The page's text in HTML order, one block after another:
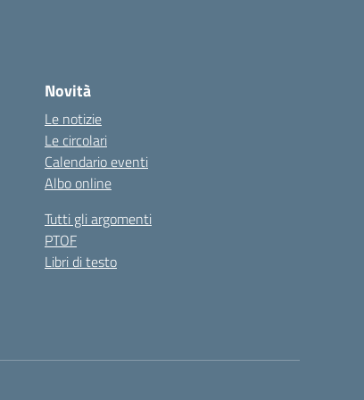
Novità
Le notizie
Le circolari
Calendario eventi
Albo online
Tutti gli argomenti
PTOF
Libri di testo